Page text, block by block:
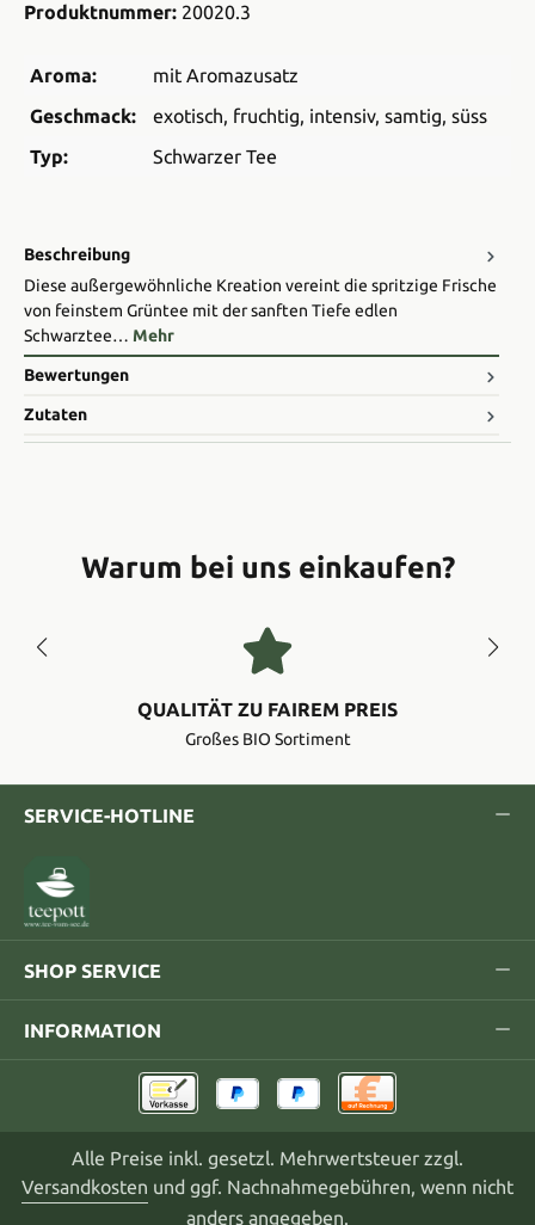
Produktnummer: 20020.3
Aroma:
mit Aromazusatz
Geschmack:
exotisch, fruchtig, intensiv, samtig, süss
Typ:
Schwarzer Tee
Beschreibung
Diese außergewöhnliche Kreation vereint die spritzige Frische
von feinstem Grüntee mit der sanften Tiefe edlen
Schwarztee… Mehr
Bewertungen
Zutaten
Warum bei uns einkaufen?
QUALITÄT ZU FAIREM PREIS
Großes BIO Sortiment
SERVICE-HOTLINE
SHOP SERVICE
INFORMATION
Alle Preise inkl. gesetzl. Mehrwertsteuer zzgl.
Versandkosten und ggf. Nachnahmegebühren, wenn nicht
anders angegeben.